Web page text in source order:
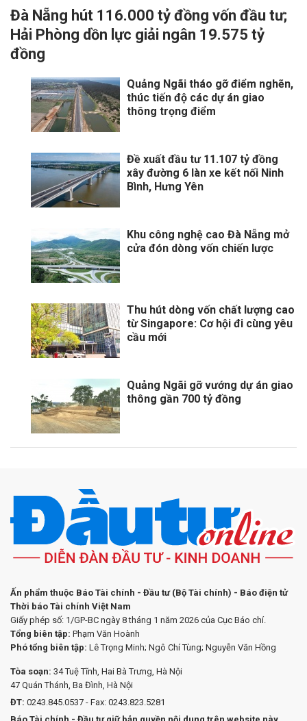
Đà Nẵng hút 116.000 tỷ đồng vốn đầu tư;
Hải Phòng dồn lực giải ngân 19.575 tỷ
đồng
Quảng Ngãi tháo gỡ điểm nghẽn,
thúc tiến độ các dự án giao
thông trọng điểm
Đề xuất đầu tư 11.107 tỷ đồng
xây đường 6 làn xe kết nối Ninh
Bình, Hưng Yên
Khu công nghệ cao Đà Nẵng mở
cửa đón dòng vốn chiến lược
Thu hút dòng vốn chất lượng cao
từ Singapore: Cơ hội đi cùng yêu
cầu mới
Quảng Ngãi gỡ vướng dự án giao
thông gần 700 tỷ đồng
Ấn phẩm thuộc Báo Tài chính - Đầu tư (Bộ Tài chính) - Báo điện tử
Thời báo Tài chính Việt Nam
Giấy phép số: 1/GP-BC ngày 8 tháng 1 năm 2026 của Cục Báo chí.
Tổng biên tập: Phạm Văn Hoành
Phó tổng biên tập: Lê Trọng Minh; Ngô Chí Tùng; Nguyễn Văn Hồng
Tòa soạn: 34 Tuệ Tĩnh, Hai Bà Trưng, Hà Nội
47 Quán Thánh, Ba Đình, Hà Nội
ĐT: 0243.845.0537 - Fax: 0243.823.5281